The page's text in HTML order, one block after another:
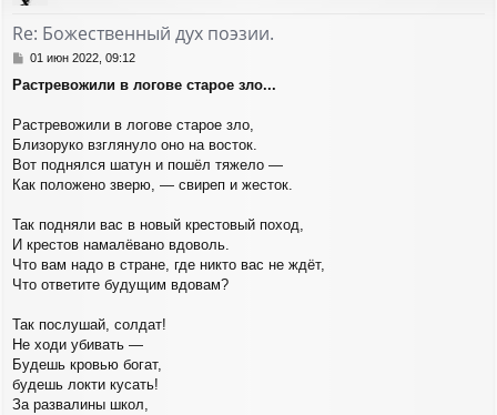
Re: Божественный дух поэзии.
С
о
щ
е
и
е
01 июн 2022, 09:12
Растревожили в логове старое зло...
Растревожили в логове старое зло,
Близоруко взглянуло оно на восток.
Вот поднялся шатун и пошёл тяжело —
Как положено зверю, — свиреп и жесток.
Так подняли вас в новый крестовый поход,
И крестов намалёвано вдоволь.
Что вам надо в стране, где никто вас не ждёт,
Что ответите будущим вдовам?
Так послушай, солдат!
Не ходи убивать —
Будешь кровью богат,
будешь локти кусать!
За развалины школ,